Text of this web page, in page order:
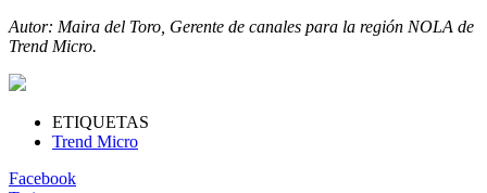
Autor: Maira del Toro, Gerente de canales para la región NOLA de
Trend Micro.
ETIQUETAS
Trend Micro
Facebook